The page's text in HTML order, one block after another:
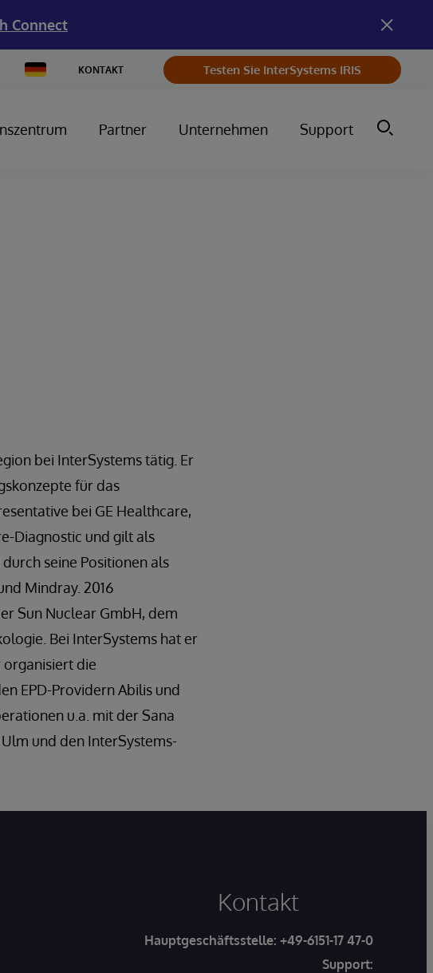
Connect
Change
Country
KONTAKT Testen Sie InterSystems IRIS
Partner Unternehmen Support
bei InterSystems tätig. Er
für das
bei GE Healthcare,
Diagnostic und gilt als
seine Positionen als
Mindray. 2016
Sun Nuclear GmbH, dem
Bei InterSystems hat er
organisiert die
EPD-Providern Abilis und
u.a. mit der Sana
und den InterSystems-
Kontakt
Hauptgeschäftsstelle: +49-6151-17 47-0
Support: